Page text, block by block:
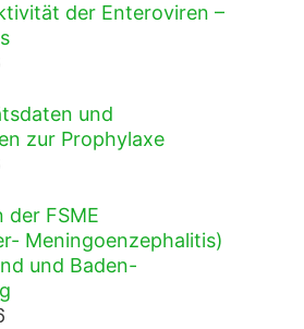
der Enteroviren –
und
zur Prophylaxe
der FSME
Meningoenzephalitis)
und Baden-